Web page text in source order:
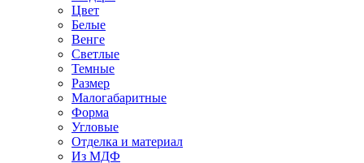
Цвет
Белые
Венге
Светлые
Темные
Размер
Малогабаритные
Форма
Угловые
Отделка и материал
Из МДФ